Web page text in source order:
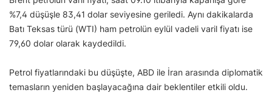
%7,4 düşüşle 83,41 dolar seviyesine geriledi. Aynı dakikalarda
Batı Teksas türü (WTI) ham petrolün eylül vadeli varil fiyatı ise
79,60 dolar olarak kaydedildi.
Petrol fiyatlarındaki bu düşüşte, ABD ile İran arasında diplomatik
temasların yeniden başlayacağına dair beklentiler etkili oldu.